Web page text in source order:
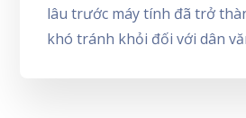
lâu trước máy tính đã trở
khó tránh khỏi đối với dân